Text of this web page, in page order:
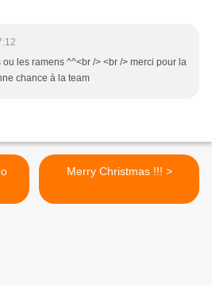
les ramens ^^<br /> <br /> merci pour la
chance à la team
Merry Christmas !!! >